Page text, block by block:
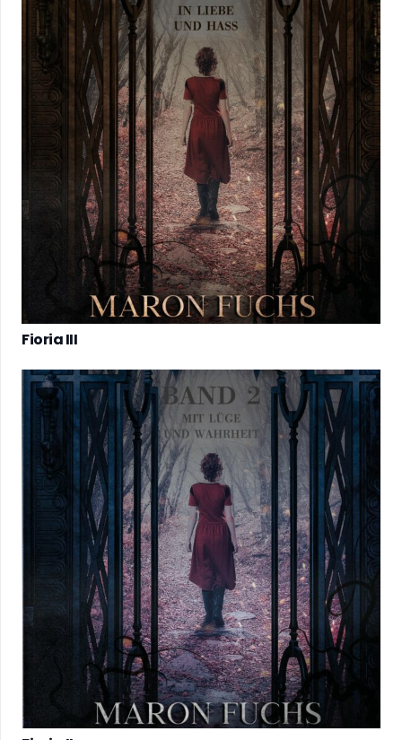
Fioria III